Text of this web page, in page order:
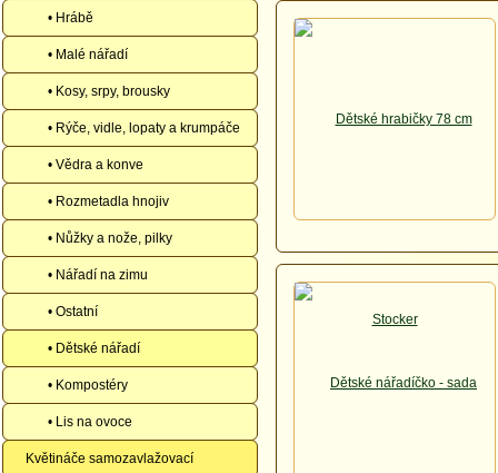
• Hrábě
• Malé nářadí
• Kosy, srpy, brousky
• Rýče, vidle, lopaty a krumpáče
• Vědra a konve
• Rozmetadla hnojiv
• Nůžky a nože, pilky
• Nářadí na zimu
• Ostatní
• Dětské nářadí
• Kompostéry
• Lis na ovoce
Květináče samozavlažovací